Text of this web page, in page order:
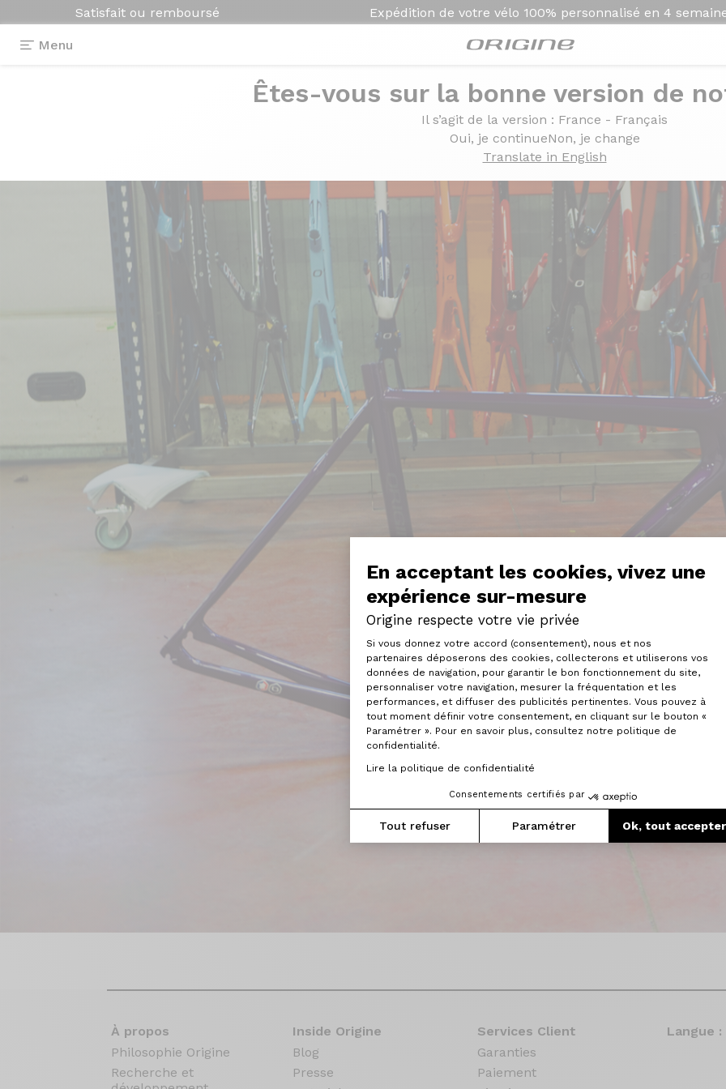
En acceptant les cookies, vivez une
expérience sur-mesure
Origine respecte votre vie privée
Plateforme de Gestion du
Si vous donnez votre accord (consentement), nous et nos
partenaires déposerons des cookies, collecterons et utiliserons vos
données de navigation, pour garantir le bon fonctionnement du site,
personnaliser votre navigation, mesurer la fréquentation et les
performances, et diffuser des publicités pertinentes. Vous pouvez à
tout moment définir votre consentement, en cliquant sur le bouton «
Paramétrer ». Pour en savoir plus, consultez notre politique de
confidentialité.
Lire la politique de confidentialité
Consentements certifiés par
Tout refuser Paramétrer Ok, tout accepter
Axeptio consent
Satisfait ou remboursé Expédition de votre vélo 100% personnalisé en 4
Menu
Êtes-vous sur la bonne version de
Il s’agit de la version : France - Français
Oui, je continueNon, je change
Translate in English
> Axxome RS2 - Colors On Demand -
- Colors On Demand -
À propos
Philosophie Origine
Recherche et
Inside Origine
Blog
Presse
Services Client
Garanties
Paiement
Langue :